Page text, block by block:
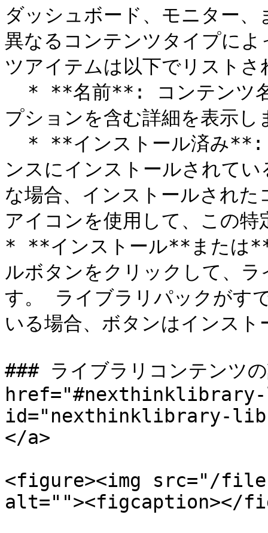
ダッシュボード、モニター
異なるコンテンツタイプに
ツアイテムは以下でリストさ
プションを含む詳細を表示し
ンスにインストールされて
な場合、インストールされ
アイコンを使用して、この
* **インストール**または
ルボタンをクリックして、
す。 ライブラリパックがす
いる場合、ボタンはインス
### ライブラリコンテンツ
id="nexthinklibrary-
</a>
<figure><img src="/
alt=""><figcaption></